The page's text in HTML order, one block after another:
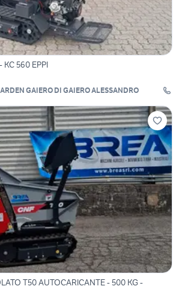
KC 560 EPPI
GAIERO DI GAIERO ALESSANDRO
T50 AUTOCARICANTE - 500 KG -